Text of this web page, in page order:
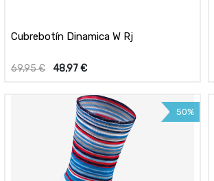
Cubrebotín Dinamica W Rj
69,95€ 48,97€
50%